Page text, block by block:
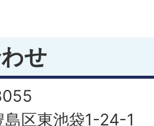
せ
島区東池袋1-24-1